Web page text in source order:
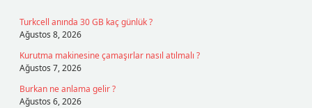
Turkcell anında 30 GB kaç günlük ?
Ağustos 8, 2026
Kurutma makinesine çamaşırlar nasıl atılmalı ?
Ağustos 7, 2026
Burkan ne anlama gelir ?
Ağustos 6, 2026